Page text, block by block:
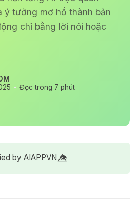
ý tưởng mơ hồ thành bản
chỉ bằng lời nói hoặc
Đọc trong 7 phút
by AIAPPVN 👁️⃤